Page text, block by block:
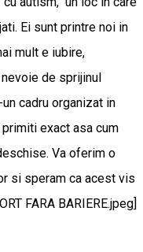
Ei sunt printre noi in
mult e iubire,
de sprijinul
cadru organizat in
exact asa cum
Va oferim o
si speram ca acest vis
FARA BARIERE.jpeg]